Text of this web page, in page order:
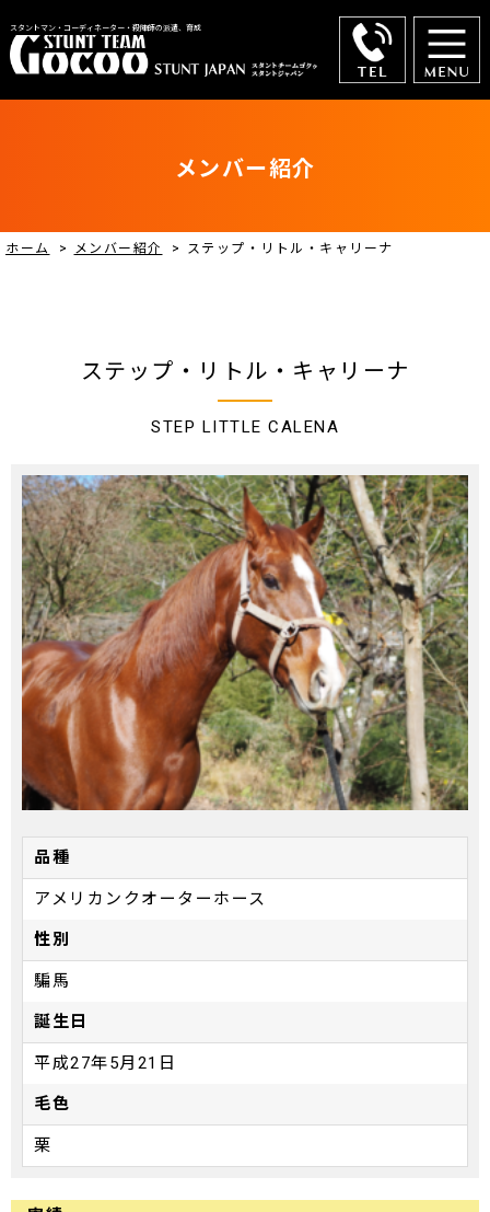
スタントマン・コーディネーター・殺陣師の派遣、育成
メンバー紹介
ホーム > メンバー紹介 > ステップ・リトル・キャリーナ
ステップ・リトル・キャリーナ
STEP LITTLE CALENA
品種
アメリカンクオーターホース
性別
騙馬
誕生日
平成27年5月21日
毛色
栗